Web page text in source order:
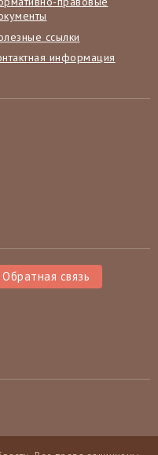
ссылки
информация
Обратная связь